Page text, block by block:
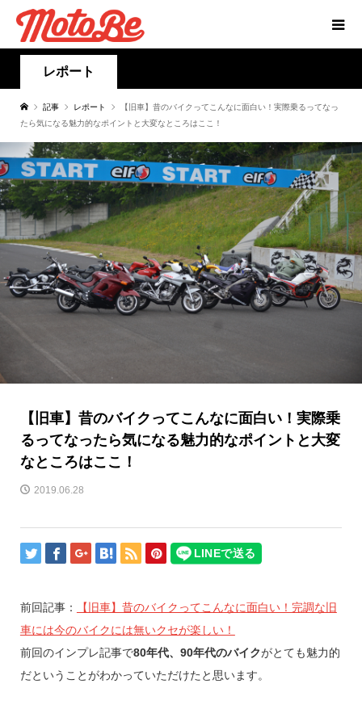
レポート
記事 レポート
【旧車】昔のバイクってこんなに面白い！実際乗るってなっ
たら気になる魅力的なポイントと大変なところはここ！
【旧車】昔のバイクってこんなに面白い！実際乗
るってなったら気になる魅力的なポイントと大変
なところはここ！
2019.06.28
前回記事：
【旧車】昔のバイクってこんなに面白い！完調な旧
車には今のバイクには無いクセが楽しい！
前回のインプレ記事で80年代、90年代のバイクがとても魅力的
だということがわかっていただけたと思います。